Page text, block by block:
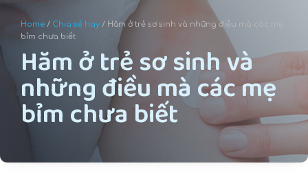
Home / Chia sẻ hay / Hăm ở trẻ sơ sinh và những điều mà các mẹ
bỉm chưa biết
Hăm ở trẻ sơ sinh và
những điều mà các mẹ
bỉm chưa biết